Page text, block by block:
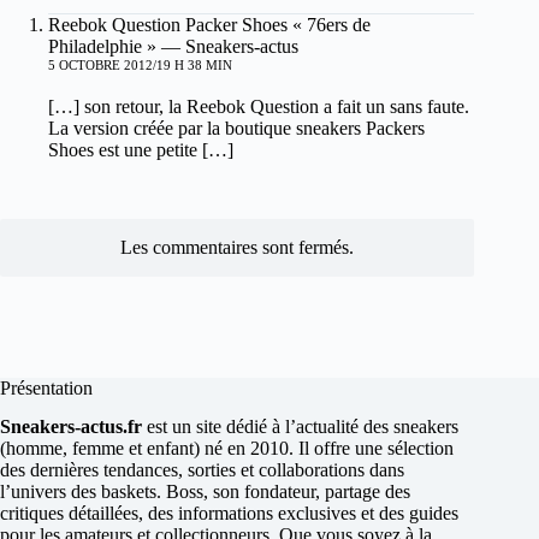
Reebok Question Packer Shoes « 76ers de
Philadelphie » — Sneakers-actus
5 OCTOBRE 2012/19 H 38 MIN
[…] son retour, la Reebok Question a fait un sans faute.
La version créée par la boutique sneakers Packers
Shoes est une petite […]
Les commentaires sont fermés.
Présentation
Sneakers-actus.fr est un site dédié à l’actualité des sneakers
(homme, femme et enfant) né en 2010. Il offre une sélection
des dernières tendances, sorties et collaborations dans
l’univers des baskets. Boss, son fondateur, partage des
critiques détaillées, des informations exclusives et des guides